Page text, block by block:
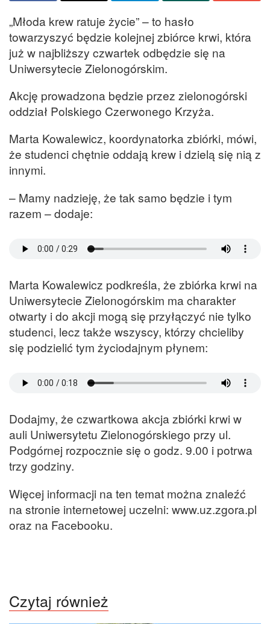
„Młoda krew ratuje życie” – to hasło
towarzyszyć będzie kolejnej zbiórce krwi, która
już w najbliższy czwartek odbędzie się na
Uniwersytecie Zielonogórskim.
Akcję prowadzona będzie przez zielonogórski
oddział Polskiego Czerwonego Krzyża.
Marta Kowalewicz, koordynatorka zbiórki, mówi,
że studenci chętnie oddają krew i dzielą się nią z
innymi.
– Mamy nadzieję, że tak samo będzie i tym
razem – dodaje:
Marta Kowalewicz podkreśla, że zbiórka krwi na
Uniwersytecie Zielonogórskim ma charakter
otwarty i do akcji mogą się przyłączyć nie tylko
studenci, lecz także wszyscy, którzy chcieliby
się podzielić tym życiodajnym płynem:
Dodajmy, że czwartkowa akcja zbiórki krwi w
auli Uniwersytetu Zielonogórskiego przy ul.
Podgórnej rozpocznie się o godz. 9.00 i potrwa
trzy godziny.
Więcej informacji na ten temat można znaleźć
na stronie internetowej uczelni: www.uz.zgora.pl
oraz na Facebooku.
Czytaj również